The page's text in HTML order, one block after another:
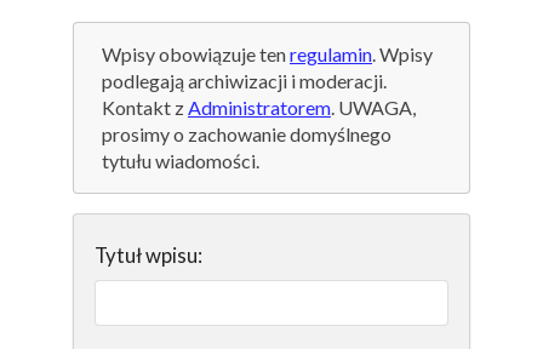
Wpisy obowiązuje tenregulamin. Wpisy
podlegają archiwizacji i moderacji.
Kontakt zAdministratorem. UWAGA,
prosimy o zachowanie domyślnego
tytułu wiadomości.
Tytuł wpisu: